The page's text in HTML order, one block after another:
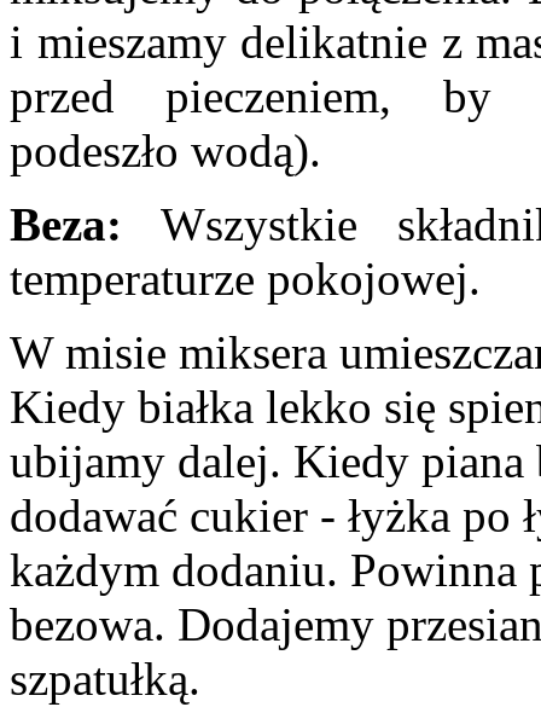
i mieszamy delikatnie z
przed pieczeniem,
podeszło wodą).
Beza: Wszystkie
temperaturze pokojowej.
W misie miksera
Kiedy białka lekko się
ubijamy dalej. Kiedy piana
dodawać cukier - łyżka po
każdym dodaniu. Powinna
bezowa. Dodajemy
szpatułką.